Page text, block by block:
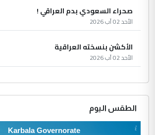
صحراء السعودي بدم العراقي !
الأحد 02 آب 2026
الأكشن بنسخته العراقية
الأحد 02 آب 2026
الطقس اليوم
Karbala Governorate